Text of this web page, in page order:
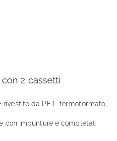
2 cassetti
rivestito da PET termoformato
con impunture e completati